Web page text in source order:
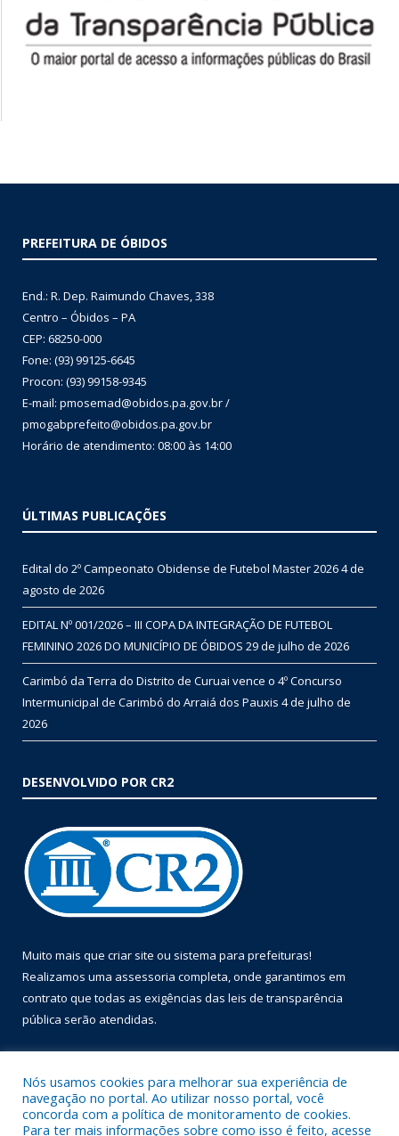
PREFEITURA DE ÓBIDOS
End.: R. Dep. Raimundo Chaves, 338
Centro – Óbidos – PA
CEP: 68250-000
Fone: (93) 99125-6645
Procon: (93) 99158-9345
E-mail: pmosemad@obidos.pa.gov.br /
pmogabprefeito@obidos.pa.gov.br
Horário de atendimento: 08:00 às 14:00
ÚLTIMAS PUBLICAÇÕES
Edital do 2º Campeonato Obidense de Futebol Master 20264 de
agosto de 2026
EDITAL Nº 001/2026 – III COPA DA INTEGRAÇÃO DE FUTEBOL
FEMININO 2026 DO MUNICÍPIO DE ÓBIDOS 29 de julho de 2026
Carimbó da Terra do Distrito de Curuai vence o 4º Concurso
Intermunicipal de Carimbó do Arraiá dos Pauxis 4 de julho de
2026
DESENVOLVIDO POR CR2
Muito mais que criar site ou sistema para prefeituras!
Realizamos uma assessoria completa, onde garantimos em
contrato que todas as exigências das leis de transparência
pública serão atendidas.
Nós usamos cookies para melhorar sua experiência de
navegação no portal. Ao utilizar nosso portal, você
concorda com a política de monitoramento de cookies.
Para ter mais informações sobre como isso é feito, acesse